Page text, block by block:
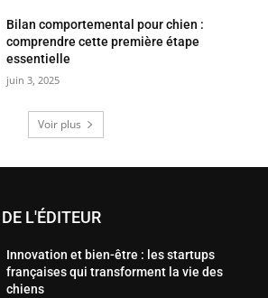
Bilan comportemental pour chien :
comprendre cette première étape
essentielle
juin 3, 2025
Voir plus
L'ÉDITEUR
Innovation et bien-être : les startups
françaises qui transforment la vie des
chiens